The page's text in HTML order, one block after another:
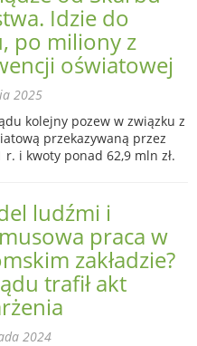
Idzie do
po miliony z
oświatowej
2025
kolejny pozew w związku z
przekazywaną przez
i kwoty ponad 62,9 mln zł.
ludźmi i
praca w
zakładzie?
trafił akt
2024